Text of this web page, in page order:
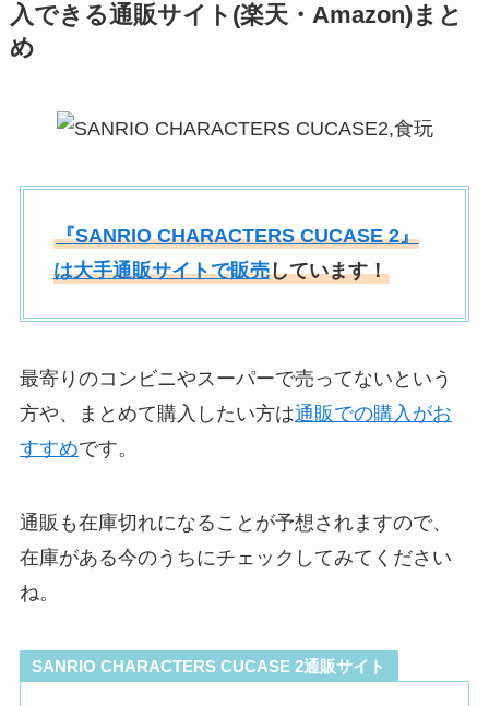
入できる通販サイト(楽天・Amazon)まと
め
『SANRIO CHARACTERS CUCASE 2』
は大手通販サイトで販売しています！
最寄りのコンビニやスーパーで売ってないという
方や、まとめて購入したい方は通販での購入がお
すすめです。
通販も在庫切れになることが予想されますので、
在庫がある今のうちにチェックしてみてください
ね。
SANRIO CHARACTERS CUCASE 2通販サイト